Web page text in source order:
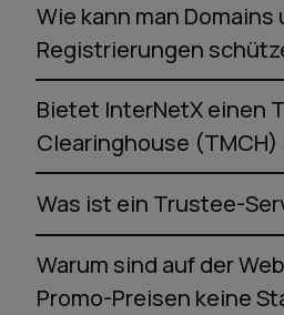
Wie kann man Domains
Registrierungen
Bietet InterNetX einen
Clearinghouse (TMCH)
Was ist ein Trustee-
Warum sind auf der
Promo-Preisen keine